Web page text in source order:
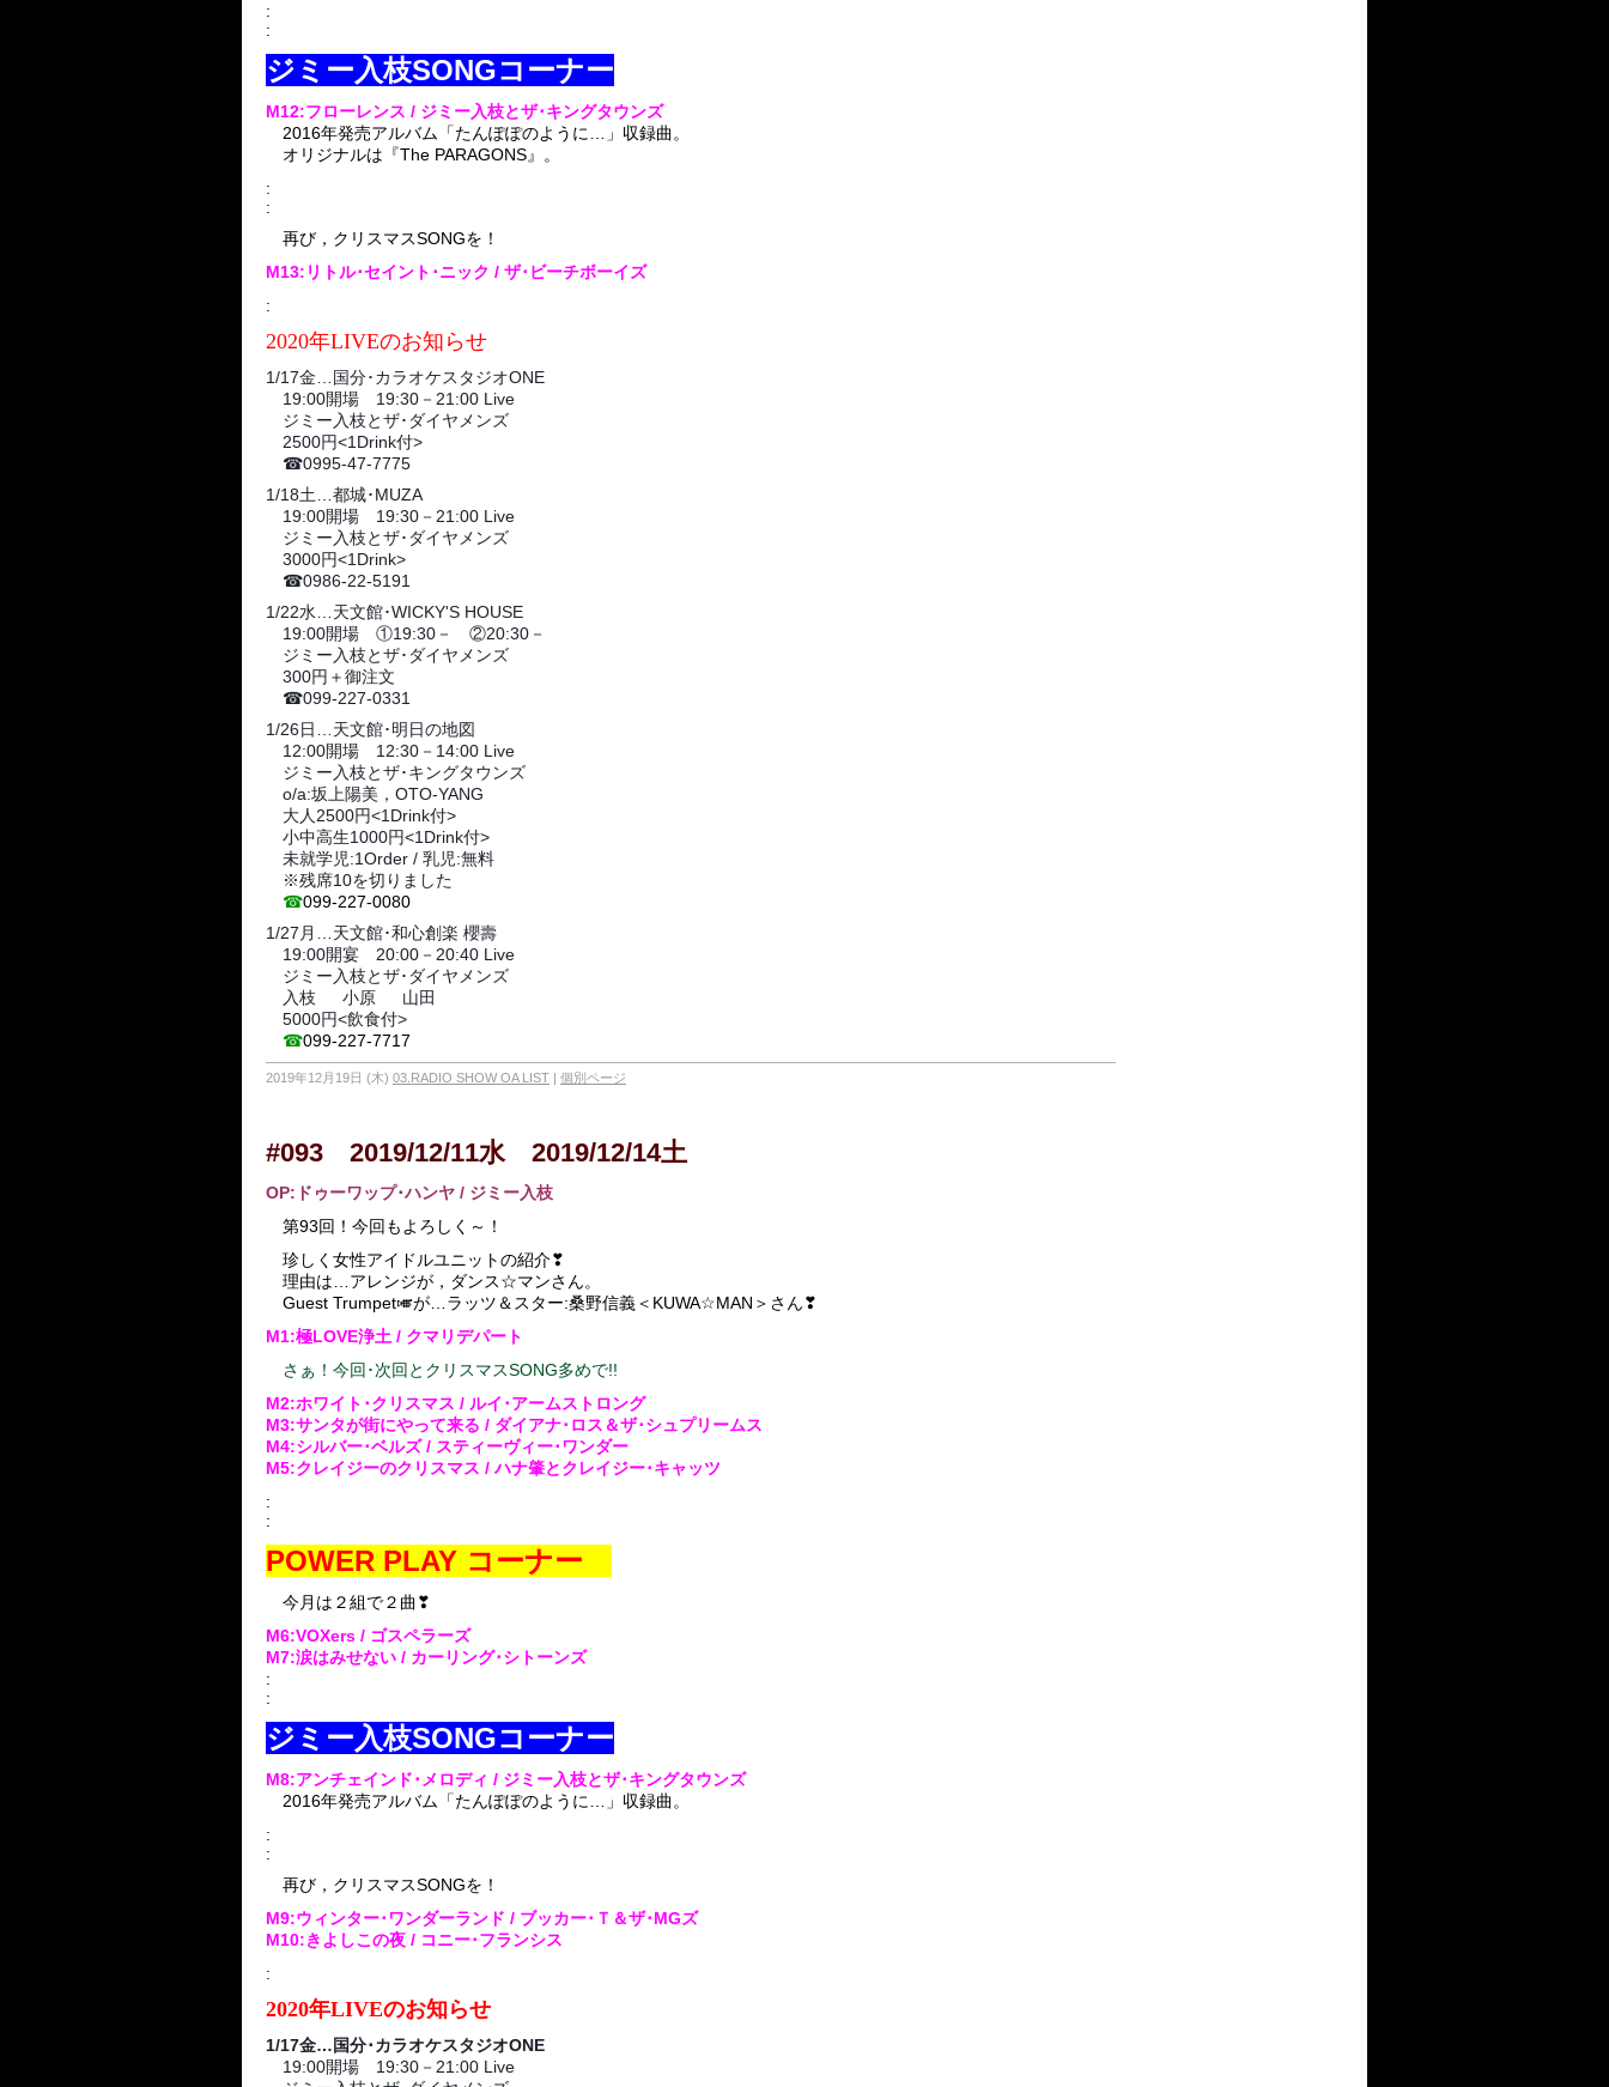
:
:
ジミー入枝SONGコーナー
M12:フローレンス / ジミー入枝とザ･キングタウンズ
2016年発売アルバム「たんぽぽのように…」収録曲。
オリジナルは『The PARAGONS』。
:
:
再び，クリスマスSONGを！
M13:リトル･セイント･ニック / ザ･ビーチボーイズ
:
2020年LIVEのお知らせ
1/17金…国分･カラオケスタジオONE
19:00開場 19:30－21:00 Live
ジミー入枝とザ･ダイヤメンズ
2500円<1Drink付>
☎0995-47-7775
1/18土…都城･MUZA
19:00開場 19:30－21:00 Live
ジミー入枝とザ･ダイヤメンズ
3000円<1Drink>
☎0986-22-5191
1/22水…天文館･WICKY'S HOUSE
19:00開場 ①19:30－ ②20:30－
ジミー入枝とザ･ダイヤメンズ
300円＋御注文
☎099-227-0331
1/26日…天文館･明日の地図
12:00開場 12:30－14:00 Live
ジミー入枝とザ･キングタウンズ
o/a:坂上陽美，OTO-YANG
大人2500円<1Drink付>
小中高生1000円<1Drink付>
未就学児:1Order / 乳児:無料
※残席10を切りました
☎099-227-0080
1/27月…天文館･和心創楽 櫻壽
19:00開宴 20:00－20:40 Live
ジミー入枝とザ･ダイヤメンズ
入枝
小原 山田
5000円<飲食付>
☎099-227-7717
2019年12月19日 (木) 03.RADIO SHOW OA LIST | 個別ページ
#093 2019/12/11水 2019/12/14土
OP:ドゥーワップ･ハンヤ / ジミー入枝
第93回！今回もよろしく～！
珍しく女性アイドルユニットの紹介❣
理由は…アレンジが，ダンス☆マンさん。
Guest Trumpet🎺が…ラッツ＆スター:桑野信義＜KUWA☆MAN＞さん❣
M1:極LOVE浄土 / クマリデパート
さぁ！今回･次回とクリスマスSONG多めで!!
M2:ホワイト･クリスマス / ルイ･アームストロング
M3:サンタが街にやって来る / ダイアナ･ロス＆ザ･シュプリームス
M4:シルバー･ベルズ / スティーヴィー･ワンダー
M5:クレイジーのクリスマス / ハナ肇とクレイジー･キャッツ
:
:
POWER PLAY コーナー
今月は２組で２曲❣
M6:VOXers / ゴスペラーズ
M7:涙はみせない / カーリング･シトーンズ
:
:
ジミー入枝SONGコーナー
M8:アンチェインド･メロディ / ジミー入枝とザ･キングタウンズ
2016年発売アルバム「たんぽぽのように…」収録曲。
:
:
再び，クリスマスSONGを！
M9:ウィンター･ワンダーランド / ブッカー･Ｔ＆ザ･MGズ
M10:きよしこの夜 / コニー･フランシス
:
2020年LIVEのお知らせ
1/17金…国分･カラオケスタジオONE
19:00開場 19:30－21:00 Live